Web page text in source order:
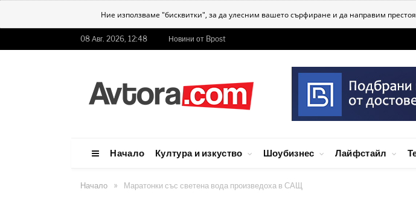
Ние използваме "бисквитки", за да улесним вашето сърфиране и да направим
08 Авг. 2026, 12:48 Новини от Bpost
Начало Култура и изкуство Шоубизнес Лайфстайл
Начало » Маратонки със светена вода произведоха в САЩ